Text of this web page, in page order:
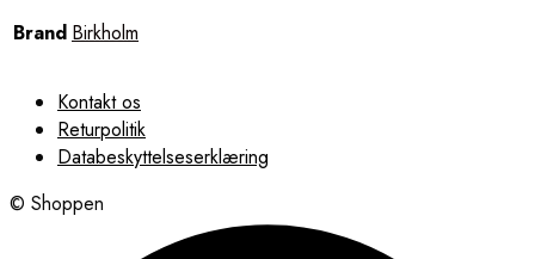
Brand Birkholm
Kontakt os
Returpolitik
Databeskyttelseserklæring
© Shoppen